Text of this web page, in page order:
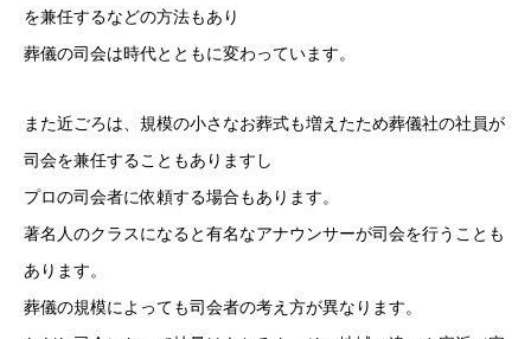
を兼任するなどの方法もあり
葬儀の司会は時代とともに変わっています。
また近ごろは、規模の小さなお葬式も増えたため葬儀社の社員が
司会を兼任することもありますし
プロの司会者に依頼する場合もあります。
著名人のクラスになると有名なアナウンサーが司会を行うことも
あります。
葬儀の規模によっても司会者の考え方が異なります。